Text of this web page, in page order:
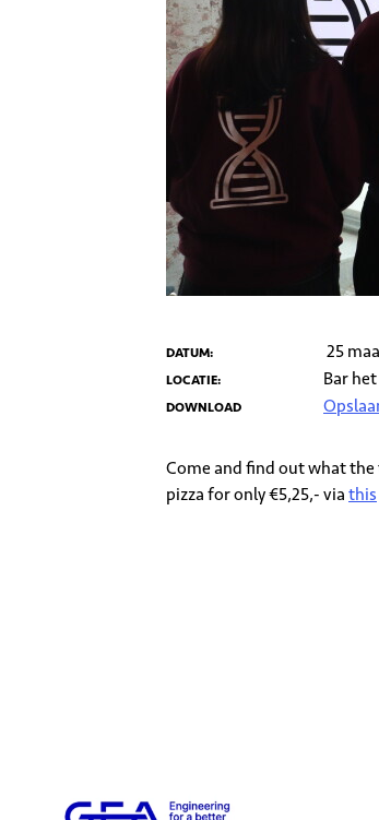
DATUM: 25
LOCATIE: Bar
DOWNLOAD
Come and find out what the
pizza for only €5,25,- via this